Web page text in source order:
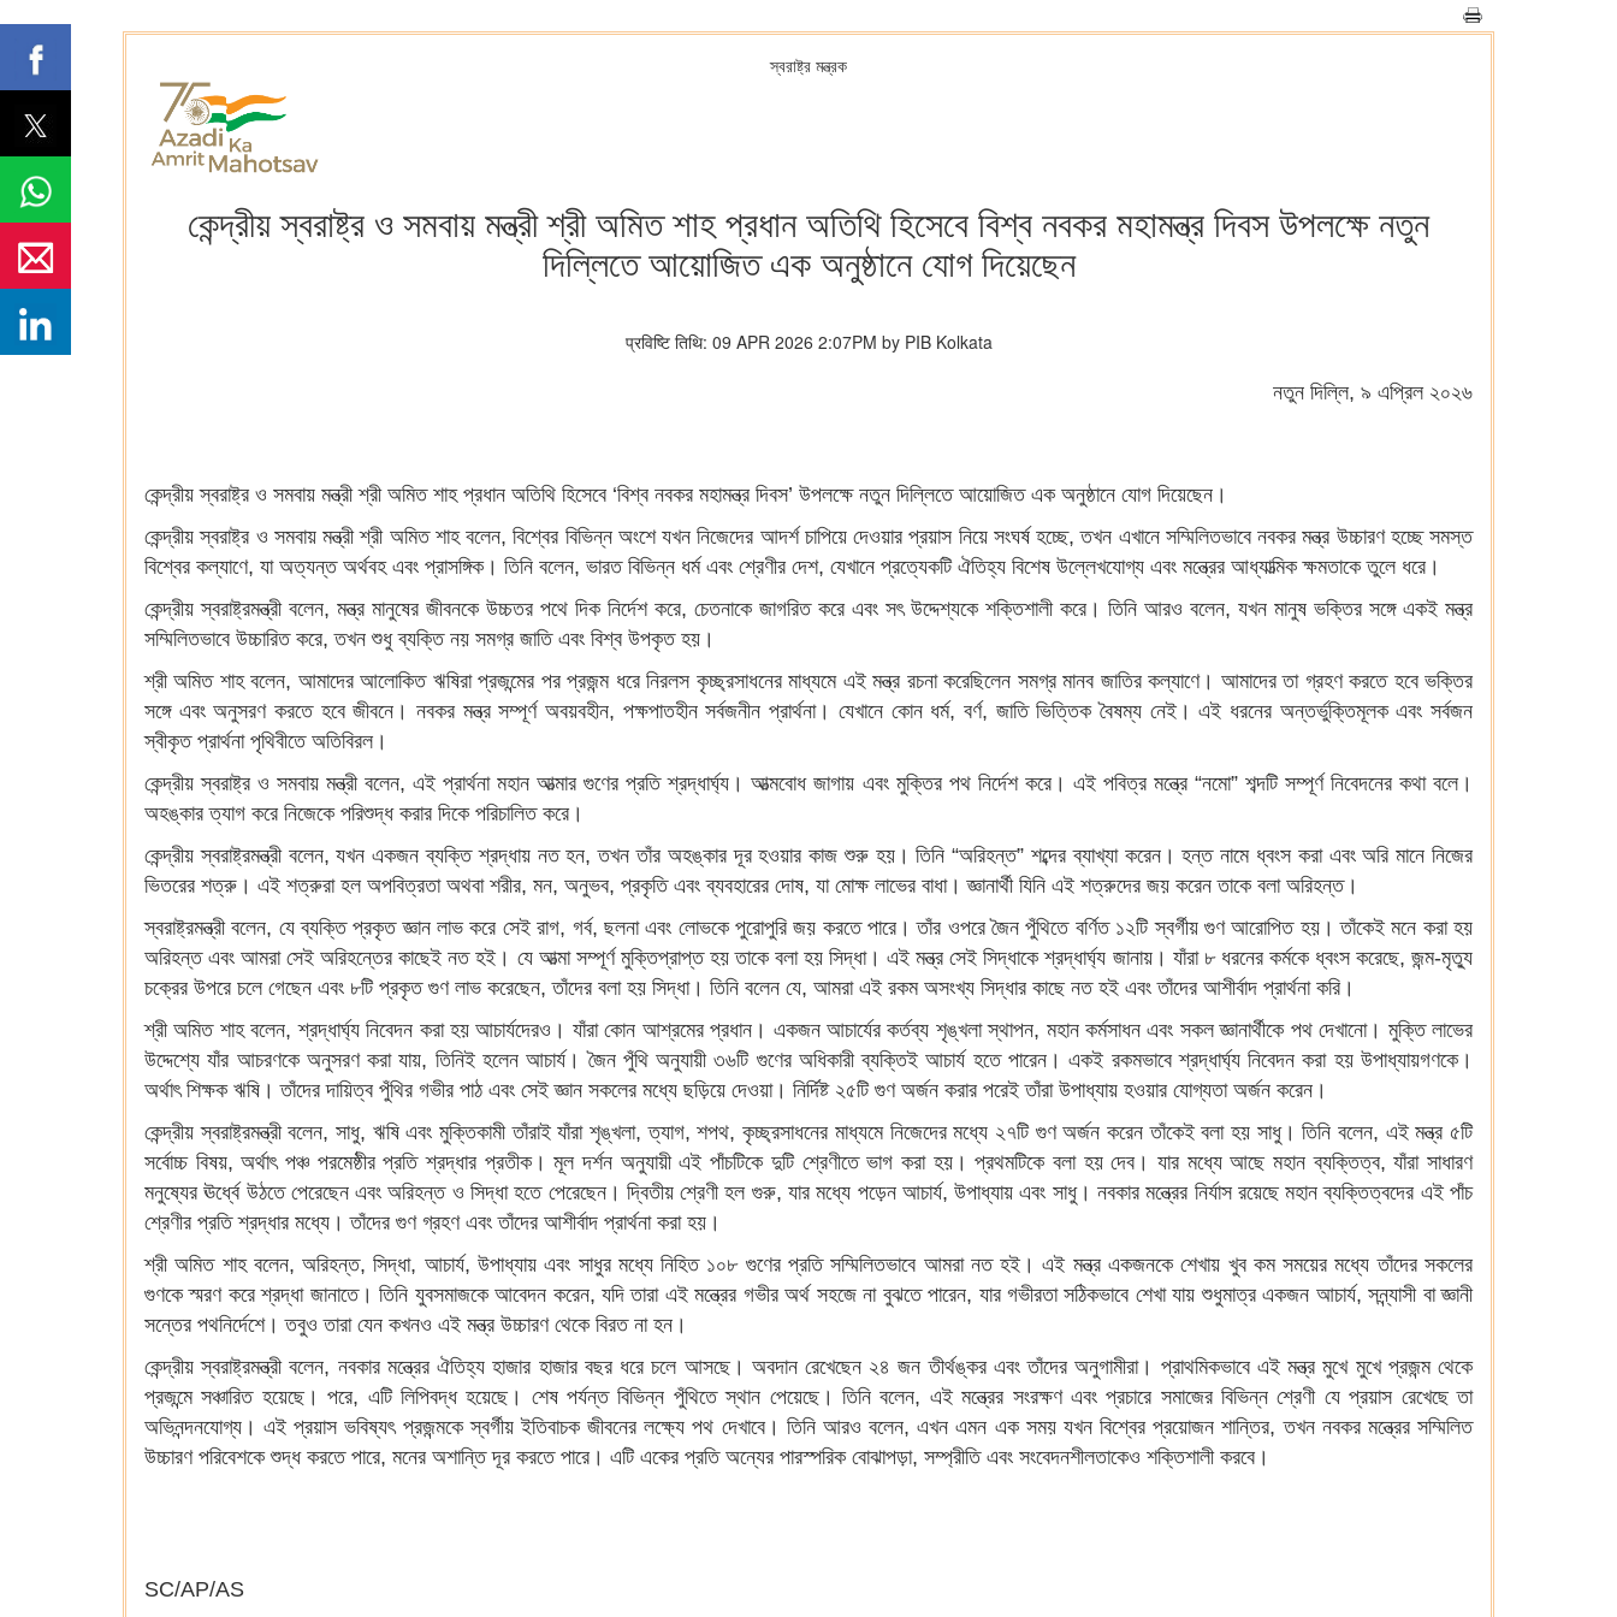
স্বরাষ্ট্র মন্ত্রক
কেন্দ্রীয় স্বরাষ্ট্র ও সমবায় মন্ত্রী শ্রী অমিত শাহ প্রধান অতিথি হিসেবে বিশ্ব নবকর মহামন্ত্র দিবস উপলক্ষে নতুন
দিল্লিতে আয়োজিত এক অনুষ্ঠানে যোগ দিয়েছেন
प्रविष्टि तिथि: 09 APR 2026 2:07PM by PIB Kolkata
নতুন দিল্লি, ৯ এপ্রিল ২০২৬
কেন্দ্রীয় স্বরাষ্ট্র ও সমবায় মন্ত্রী শ্রী অমিত শাহ প্রধান অতিথি হিসেবে ‘বিশ্ব নবকর মহামন্ত্র দিবস’ উপলক্ষে নতুন দিল্লিতে আয়োজিত এক অনুষ্ঠানে যোগ দিয়েছেন।
কেন্দ্রীয় স্বরাষ্ট্র ও সমবায় মন্ত্রী শ্রী অমিত শাহ বলেন, বিশ্বের বিভিন্ন অংশে যখন নিজেদের আদর্শ চাপিয়ে দেওয়ার প্রয়াস নিয়ে সংঘর্ষ হচ্ছে, তখন এখানে সম্মিলিতভাবে নবকর মন্ত্র উচ্চারণ হচ্ছে সমস্ত
বিশ্বের কল্যাণে, যা অত্যন্ত অর্থবহ এবং প্রাসঙ্গিক। তিনি বলেন, ভারত বিভিন্ন ধর্ম এবং শ্রেণীর দেশ, যেখানে প্রত্যেকটি ঐতিহ্য বিশেষ উল্লেখযোগ্য এবং মন্ত্রের আধ্যাত্মিক ক্ষমতাকে তুলে ধরে।
কেন্দ্রীয় স্বরাষ্ট্রমন্ত্রী বলেন, মন্ত্র মানুষের জীবনকে উচ্চতর পথে দিক নির্দেশ করে, চেতনাকে জাগরিত করে এবং সৎ উদ্দেশ্যকে শক্তিশালী করে। তিনি আরও বলেন, যখন মানুষ ভক্তির সঙ্গে একই মন্ত্র
সম্মিলিতভাবে উচ্চারিত করে, তখন শুধু ব্যক্তি নয় সমগ্র জাতি এবং বিশ্ব উপকৃত হয়।
শ্রী অমিত শাহ বলেন, আমাদের আলোকিত ঋষিরা প্রজন্মের পর প্রজন্ম ধরে নিরলস কৃচ্ছ্রসাধনের মাধ্যমে এই মন্ত্র রচনা করেছিলেন সমগ্র মানব জাতির কল্যাণে। আমাদের তা গ্রহণ করতে হবে ভক্তির
সঙ্গে এবং অনুসরণ করতে হবে জীবনে। নবকর মন্ত্র সম্পূর্ণ অবয়বহীন, পক্ষপাতহীন সর্বজনীন প্রার্থনা। যেখানে কোন ধর্ম, বর্ণ, জাতি ভিত্তিক বৈষম্য নেই। এই ধরনের অন্তর্ভুক্তিমূলক এবং সর্বজন
স্বীকৃত প্রার্থনা পৃথিবীতে অতিবিরল।
কেন্দ্রীয় স্বরাষ্ট্র ও সমবায় মন্ত্রী বলেন, এই প্রার্থনা মহান আত্মার গুণের প্রতি শ্রদ্ধার্ঘ্য। আত্মবোধ জাগায় এবং মুক্তির পথ নির্দেশ করে। এই পবিত্র মন্ত্রে “নমো” শব্দটি সম্পূর্ণ নিবেদনের কথা বলে।
অহঙ্কার ত্যাগ করে নিজেকে পরিশুদ্ধ করার দিকে পরিচালিত করে।
কেন্দ্রীয় স্বরাষ্ট্রমন্ত্রী বলেন, যখন একজন ব্যক্তি শ্রদ্ধায় নত হন, তখন তাঁর অহঙ্কার দূর হওয়ার কাজ শুরু হয়। তিনি “অরিহন্ত” শব্দের ব্যাখ্যা করেন। হন্ত নামে ধ্বংস করা এবং অরি মানে নিজের
ভিতরের শত্রু। এই শত্রুরা হল অপবিত্রতা অথবা শরীর, মন, অনুভব, প্রকৃতি এবং ব্যবহারের দোষ, যা মোক্ষ লাভের বাধা। জ্ঞানার্থী যিনি এই শত্রুদের জয় করেন তাকে বলা অরিহন্ত।
স্বরাষ্ট্রমন্ত্রী বলেন, যে ব্যক্তি প্রকৃত জ্ঞান লাভ করে সেই রাগ, গর্ব, ছলনা এবং লোভকে পুরোপুরি জয় করতে পারে। তাঁর ওপরে জৈন পুঁথিতে বর্ণিত ১২টি স্বর্গীয় গুণ আরোপিত হয়। তাঁকেই মনে করা হয়
অরিহন্ত এবং আমরা সেই অরিহন্তের কাছেই নত হই। যে আত্মা সম্পূর্ণ মুক্তিপ্রাপ্ত হয় তাকে বলা হয় সিদ্ধা। এই মন্ত্র সেই সিদ্ধাকে শ্রদ্ধার্ঘ্য জানায়। যাঁরা ৮ ধরনের কর্মকে ধ্বংস করেছে, জন্ম-মৃত্যু
চক্রের উপরে চলে গেছেন এবং ৮টি প্রকৃত গুণ লাভ করেছেন, তাঁদের বলা হয় সিদ্ধা। তিনি বলেন যে, আমরা এই রকম অসংখ্য সিদ্ধার কাছে নত হই এবং তাঁদের আশীর্বাদ প্রার্থনা করি।
শ্রী অমিত শাহ বলেন, শ্রদ্ধার্ঘ্য নিবেদন করা হয় আচার্যদেরও। যাঁরা কোন আশ্রমের প্রধান। একজন আচার্যের কর্তব্য শৃঙ্খলা স্থাপন, মহান কর্মসাধন এবং সকল জ্ঞানার্থীকে পথ দেখানো। মুক্তি লাভের
উদ্দেশ্যে যাঁর আচরণকে অনুসরণ করা যায়, তিনিই হলেন আচার্য। জৈন পুঁথি অনুযায়ী ৩৬টি গুণের অধিকারী ব্যক্তিই আচার্য হতে পারেন। একই রকমভাবে শ্রদ্ধার্ঘ্য নিবেদন করা হয় উপাধ্যায়গণকে।
অর্থাৎ শিক্ষক ঋষি। তাঁদের দায়িত্ব পুঁথির গভীর পাঠ এবং সেই জ্ঞান সকলের মধ্যে ছড়িয়ে দেওয়া। নির্দিষ্ট ২৫টি গুণ অর্জন করার পরেই তাঁরা উপাধ্যায় হওয়ার যোগ্যতা অর্জন করেন।
কেন্দ্রীয় স্বরাষ্ট্রমন্ত্রী বলেন, সাধু, ঋষি এবং মুক্তিকামী তাঁরাই যাঁরা শৃঙ্খলা, ত্যাগ, শপথ, কৃচ্ছ্রসাধনের মাধ্যমে নিজেদের মধ্যে ২৭টি গুণ অর্জন করেন তাঁকেই বলা হয় সাধু। তিনি বলেন, এই মন্ত্র ৫টি
সর্বোচ্চ বিষয়, অর্থাৎ পঞ্চ পরমেষ্ঠীর প্রতি শ্রদ্ধার প্রতীক। মূল দর্শন অনুযায়ী এই পাঁচটিকে দুটি শ্রেণীতে ভাগ করা হয়। প্রথমটিকে বলা হয় দেব। যার মধ্যে আছে মহান ব্যক্তিত্ব, যাঁরা সাধারণ
মনুষ্যের ঊর্ধ্বে উঠতে পেরেছেন এবং অরিহন্ত ও সিদ্ধা হতে পেরেছেন। দ্বিতীয় শ্রেণী হল গুরু, যার মধ্যে পড়েন আচার্য, উপাধ্যায় এবং সাধু। নবকার মন্ত্রের নির্যাস রয়েছে মহান ব্যক্তিত্বদের এই পাঁচ
শ্রেণীর প্রতি শ্রদ্ধার মধ্যে। তাঁদের গুণ গ্রহণ এবং তাঁদের আশীর্বাদ প্রার্থনা করা হয়।
শ্রী অমিত শাহ বলেন, অরিহন্ত, সিদ্ধা, আচার্য, উপাধ্যায় এবং সাধুর মধ্যে নিহিত ১০৮ গুণের প্রতি সম্মিলিতভাবে আমরা নত হই। এই মন্ত্র একজনকে শেখায় খুব কম সময়ের মধ্যে তাঁদের সকলের
গুণকে স্মরণ করে শ্রদ্ধা জানাতে। তিনি যুবসমাজকে আবেদন করেন, যদি তারা এই মন্ত্রের গভীর অর্থ সহজে না বুঝতে পারেন, যার গভীরতা সঠিকভাবে শেখা যায় শুধুমাত্র একজন আচার্য, সন্ন্যাসী বা জ্ঞানী
সন্তের পথনির্দেশে। তবুও তারা যেন কখনও এই মন্ত্র উচ্চারণ থেকে বিরত না হন।
কেন্দ্রীয় স্বরাষ্ট্রমন্ত্রী বলেন, নবকার মন্ত্রের ঐতিহ্য হাজার হাজার বছর ধরে চলে আসছে। অবদান রেখেছেন ২৪ জন তীর্থঙ্কর এবং তাঁদের অনুগামীরা। প্রাথমিকভাবে এই মন্ত্র মুখে মুখে প্রজন্ম থেকে
প্রজন্মে সঞ্চারিত হয়েছে। পরে, এটি লিপিবদ্ধ হয়েছে। শেষ পর্যন্ত বিভিন্ন পুঁথিতে স্থান পেয়েছে। তিনি বলেন, এই মন্ত্রের সংরক্ষণ এবং প্রচারে সমাজের বিভিন্ন শ্রেণী যে প্রয়াস রেখেছে তা
অভিনন্দনযোগ্য। এই প্রয়াস ভবিষ্যৎ প্রজন্মকে স্বর্গীয় ইতিবাচক জীবনের লক্ষ্যে পথ দেখাবে। তিনি আরও বলেন, এখন এমন এক সময় যখন বিশ্বের প্রয়োজন শান্তির, তখন নবকর মন্ত্রের সম্মিলিত
উচ্চারণ পরিবেশকে শুদ্ধ করতে পারে, মনের অশান্তি দূর করতে পারে। এটি একের প্রতি অন্যের পারস্পরিক বোঝাপড়া, সম্প্রীতি এবং সংবেদনশীলতাকেও শক্তিশালী করবে।
SC/AP/AS